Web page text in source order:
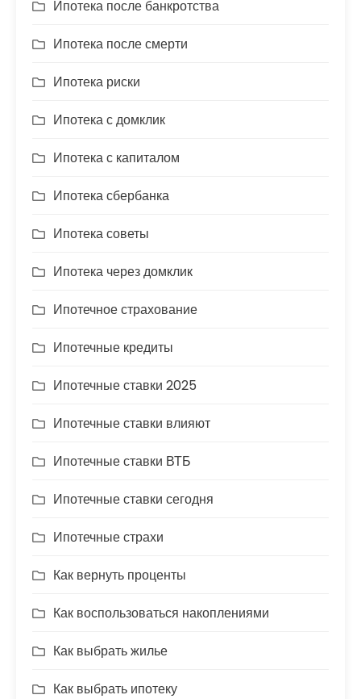
Ипотека после банкротства
Ипотека после смерти
Ипотека риски
Ипотека с домклик
Ипотека с капиталом
Ипотека сбербанка
Ипотека советы
Ипотека через домклик
Ипотечное страхование
Ипотечные кредиты
Ипотечные ставки 2025
Ипотечные ставки влияют
Ипотечные ставки ВТБ
Ипотечные ставки сегодня
Ипотечные страхи
Как вернуть проценты
Как воспользоваться накоплениями
Как выбрать жилье
Как выбрать ипотеку